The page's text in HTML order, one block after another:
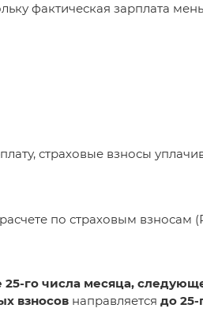
фактическая зарплата
страховые взносы
по страховым взносам
го числа месяца,
взносов направляется до 25-